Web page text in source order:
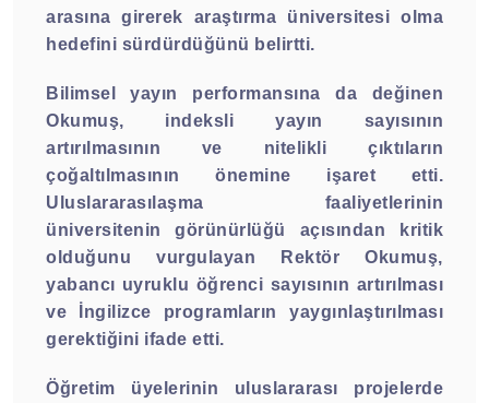
arasına girerek araştırma üniversitesi olma
hedefini sürdürdüğünü belirtti.
Bilimsel yayın performansına da değinen
Okumuş, indeksli yayın sayısının
artırılmasının ve nitelikli çıktıların
çoğaltılmasının önemine işaret etti.
Uluslararasılaşma faaliyetlerinin
üniversitenin görünürlüğü açısından kritik
olduğunu vurgulayan Rektör Okumuş,
yabancı uyruklu öğrenci sayısının artırılması
ve İngilizce programların yaygınlaştırılması
gerektiğini ifade etti.
Öğretim üyelerinin uluslararası projelerde